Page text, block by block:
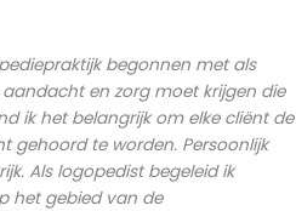
begonnen met als
en zorg moet krijgen die
ik het belangrijk om elke cliënt de
gehoord te worden. Persoonlijk
Als logopedist begeleid ik
het gebied van de